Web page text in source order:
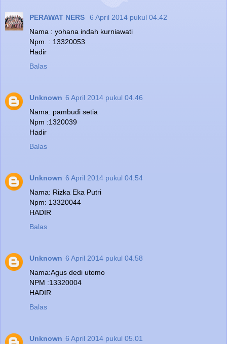
PERAWAT NERS
6 April 2014 pukul 04.42
Nama : yohana indah kurniawati
Npm. : 13320053
Hadir
Balas
Unknown 6 April 2014 pukul 04.46
Nama: pambudi setia
Npm :1320039
Hadir
Balas
Unknown 6 April 2014 pukul 04.54
Nama: Rizka Eka Putri
Npm: 13320044
HADIR
Balas
Unknown 6 April 2014 pukul 04.58
Nama:Agus dedi utomo
NPM :13320004
HADIR
Balas
Unknown 6 April 2014 pukul 05.01